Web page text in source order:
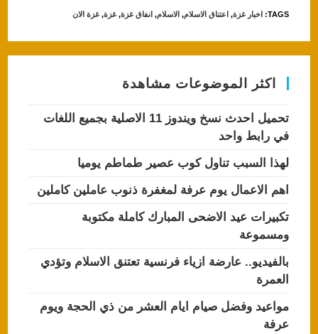
e
b
o
k
s
A
p
TAGS
: اخبار غزة, اعتناق الاسلام, الاسلام, انفاق غزة, غزة, غزة الان
اكثر الموضوعات مشاهدة
تحميل احدث نسخ ويندوز 11 الاصلية بجميع اللغات
في رابط واحد
لهذا السبب تناول كوب عصير طماطم يوميا
اهم الاعمال يوم عرفة لمغفرة ذنوب عاملين كاملين
تكبيرات عيد الاضحى المبارك كاملة مكتوبة
ومسموعة
بالفيديو.. عارضة ازياء فرنسية تعتنق الاسلام وتؤدي
العمرة
مواعيد وفضل صيام ايام العشر من ذي الحجة ويوم
عرفة